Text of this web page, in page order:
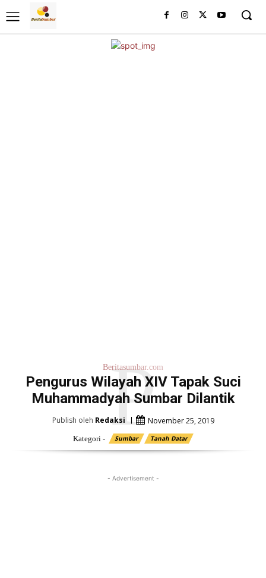
Beritasumbar.com
Pengurus Wilayah XIV Tapak Suci
Muhammadyah Sumbar Dilantik
P
Publish oleh Redaksi November 25, 2019
Kategori - Sumbar Tanah Datar
- Advertisement -